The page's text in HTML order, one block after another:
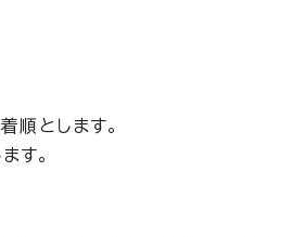
とします。
す。